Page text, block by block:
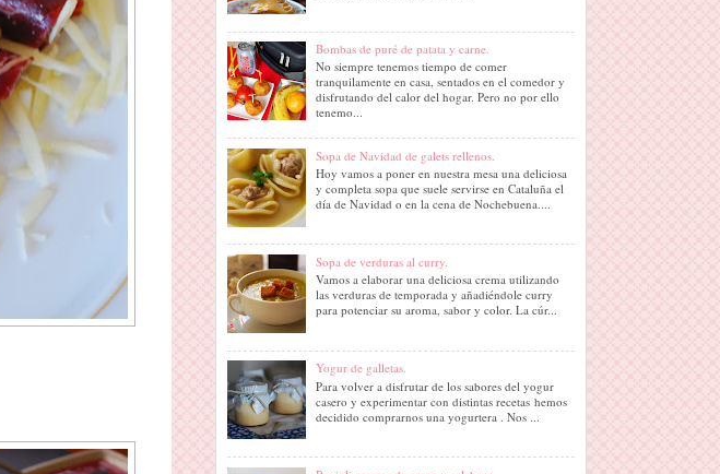
Bombas de puré de patata y carne.
No siempre tenemos tiempo de comer
tranquilamente en casa, sentados en el comedor y
disfrutando del calor del hogar. Pero no por ello
tenemo...
Sopa de Navidad de galets rellenos.
Hoy vamos a poner en nuestra mesa una deliciosa
y completa sopa que suele servirse en Cataluña el
día de Navidad o en la cena de Nochebuena....
Sopa de verduras al curry.
Vamos a elaborar una deliciosa crema utilizando
las verduras de temporada y añadiéndole curry
para potenciar su aroma, sabor y color. La cúr...
Yogur de galletas.
Para volver a disfrutar de los sabores del yogur
casero y experimentar con distintas recetas hemos
decidido comprarnos una yogurtera . Nos ...